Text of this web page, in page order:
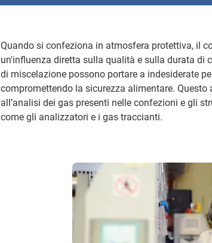
Quando si confeziona in atmosfera protettiva, il
un'influenza diretta sulla qualità e sulla durata di
di miscelazione possono portare a indesiderate
compromettendo la sicurezza alimentare.
all’analisi dei gas presenti nelle confezioni e gli
come gli analizzatori e i gas traccianti.